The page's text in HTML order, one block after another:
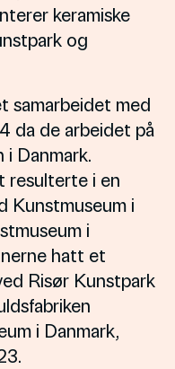
keramiske
og
samarbeidet med
da de arbeidet på
Danmark.
resulterte i en
Kunstmuseum i
i
hatt et
Risør Kunstpark
i Danmark,